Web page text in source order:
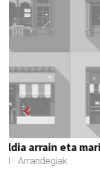
Joxean harategia
Zizurkil - Harategiak
Previous